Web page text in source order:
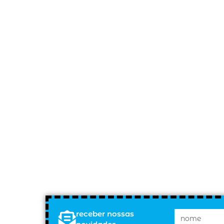
receber nossas